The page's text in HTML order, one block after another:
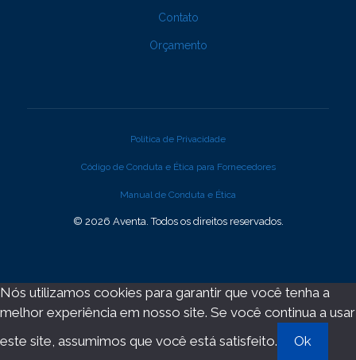
Contato
Orçamento
© 2026 Aventa. Todos os direitos reservados.
Política de Privacidade
Código de Conduta e Ética para Fornecedores
Manual de Conduta e Ética
Nós utilizamos cookies para garantir que você tenha a
melhor experiência em nosso site. Se você continua a usar
este site, assumimos que você está satisfeito.
Ok